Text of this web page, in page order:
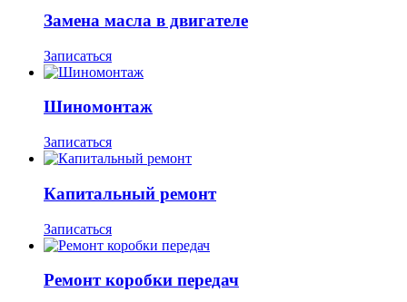
Замена масла в двигателе
Записаться
Шиномонтаж
Записаться
Капитальный ремонт
Записаться
Ремонт коробки передач